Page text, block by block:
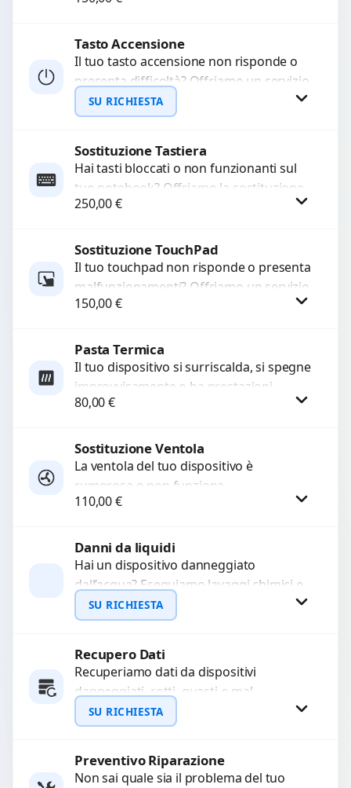
Procedi
Tasto Accensione
Il tuo tasto accensione non risponde o
presenta difficoltà? Offriamo un servizio
professionale di riparazione o
sostituzione utilizzando componenti di...
SU RICHIESTA
Richiedi Preventivo
Sostituzione Tastiera
Hai tasti bloccati o non funzionanti sul
tuo notebook? Offriamo la sostituzione
completa della tastiera con ricambi di
250,00€
Procedi
Sostituzione TouchPad
Il tuo touchpad non risponde o presenta
malfunzionamenti? Offriamo un servizio
di sostituzione professionale utilizzando
150,00€
Procedi
Pasta Termica
Il tuo dispositivo si surriscalda, si spegne
improvvisamente o ha prestazioni
rallentate a causa di polvere o pasta
80,00€
Procedi
Sostituzione Ventola
La ventola del tuo dispositivo è
rumorosa o non funziona
correttamente? Offriamo la sostituzione
garantiti...
110,00€
Procedi
Danni da liquidi
Hai un dispositivo danneggiato
dall’acqua? Eseguiamo lavaggi chimici e
pulizia agli ultrasuoni per rimuovere
ossidazioni, ripristinare i circuiti e
SU RICHIESTA
Richiedi Preventivo
WhatsApp
Recupero Dati
Recuperiamo dati da dispositivi
danneggiati, rotti, guasti o mal
funzionanti. Utilizziamo strumenti
avanzati per recuperare file importanti
SU RICHIESTA
Richiedi Preventivo
Preventivo Riparazione
Non sai quale sia il problema del tuo